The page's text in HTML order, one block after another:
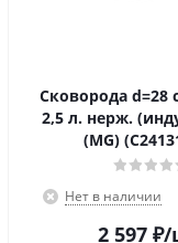
Сковорода d=28
2,5 л. нерж.
(MG)
Нет в наличии
2 597₽/